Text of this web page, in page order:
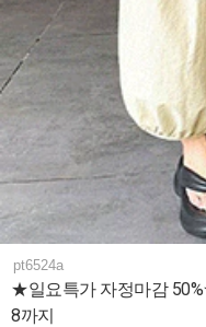
pt6524a
★일요특가 자정마감
8까지